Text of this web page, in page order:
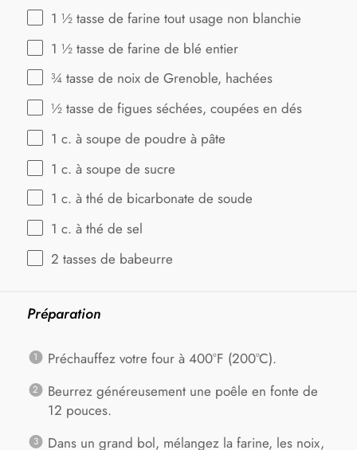
1 ½ tasse de farine tout usage non blanchie
1 ½ tasse de farine de blé entier
¾ tasse de noix de Grenoble, hachées
½ tasse de figues séchées, coupées en dés
1 c. à soupe de poudre à pâte
1 c. à soupe de sucre
1 c. à thé de bicarbonate de soude
1 c. à thé de sel
2 tasses de babeurre
Préparation
Préchauffez votre four à 400°F (200°C).
Beurrez généreusement une poêle en fonte de
12 pouces.
Dans un grand bol, mélangez la farine, les noix,